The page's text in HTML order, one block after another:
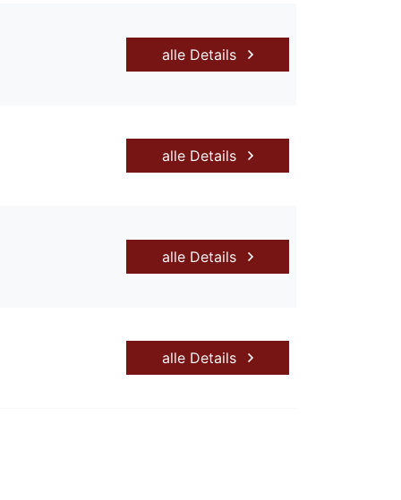
alle Details
alle Details
alle Details
alle Details